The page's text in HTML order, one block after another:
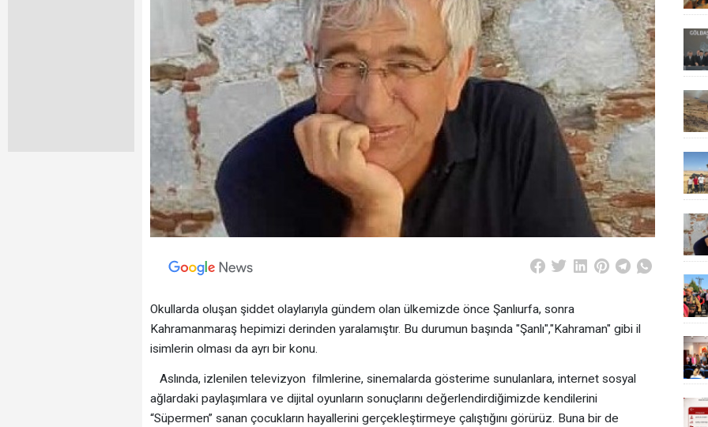
Okullarda oluşan şiddet olaylarıyla gündem olan ülkemizde önce Şanlıurfa, sonra
Kahramanmaraş hepimizi derinden yaralamıştır. Bu durumun başında "Şanlı","Kahraman" gibi il
isimlerin olması da ayrı bir konu.
Aslında, izlenilen televizyon filmlerine, sinemalarda gösterime sunulanlara, internet sosyal
ağlardaki paylaşımlara ve dijital oyunların sonuçlarını değerlendirdiğimizde kendilerini
“Süpermen” sanan çocukların hayallerini gerçekleştirmeye çalıştığını görürüz. Buna bir de